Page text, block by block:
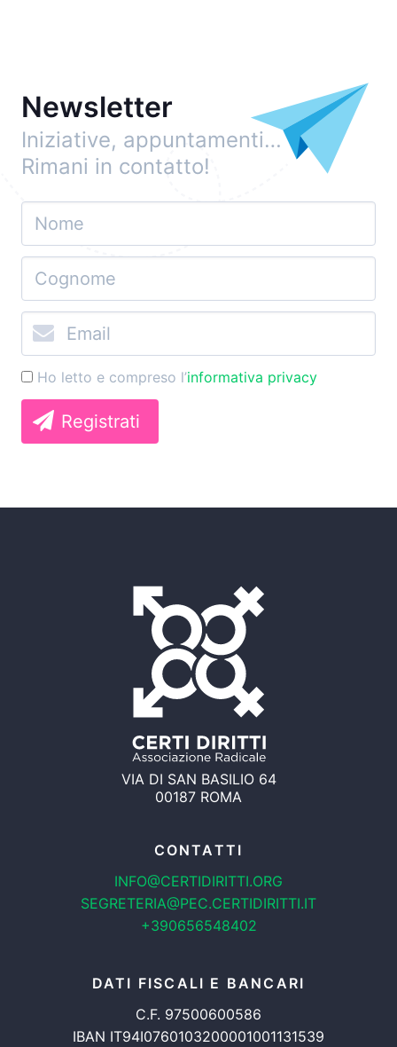
Newsletter
Iniziative, appuntamenti…
Rimani in contatto!
Ho letto e compreso l’informativa privacy
Registrati
VIA DI SAN BASILIO 64
00187 ROMA
CONTATTI
INFO@CERTIDIRITTI.ORG
SEGRETERIA@PEC.CERTIDIRITTI.IT
+390656548402
DATI FISCALI E BANCARI
C.F. 97500600586
IBAN IT94I0760103200001001131539